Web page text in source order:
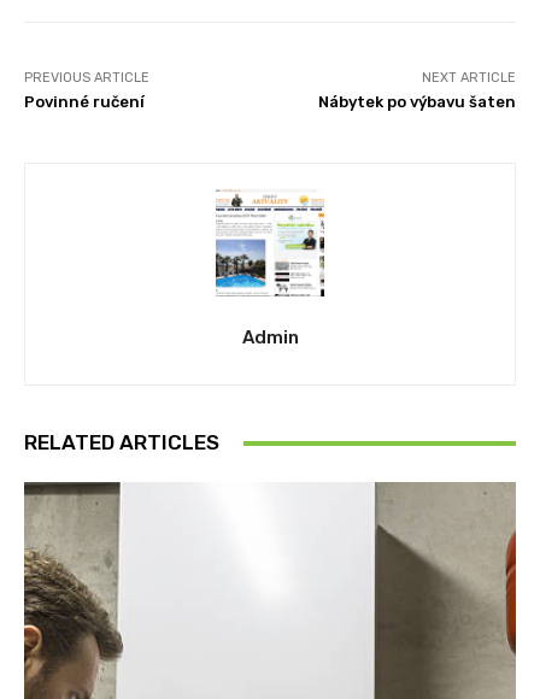
PREVIOUS ARTICLE
Povinné ručení
NEXT ARTICLE
Nábytek po výbavu šaten
Admin
RELATED ARTICLES